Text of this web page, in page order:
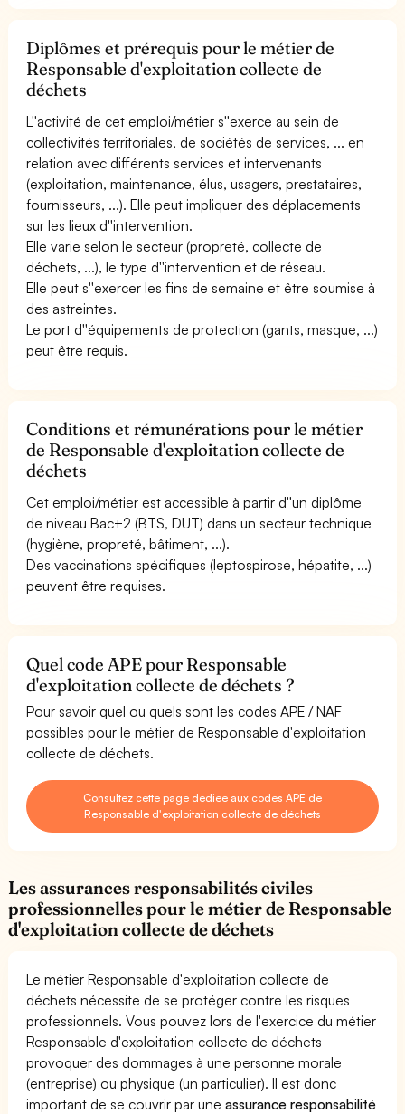
Diplômes et prérequis pour le métier de
Responsable d'exploitation collecte de
déchets
L''activité de cet emploi/métier s''exerce au sein de
collectivités territoriales, de sociétés de services, ... en
relation avec différents services et intervenants
(exploitation, maintenance, élus, usagers, prestataires,
fournisseurs, ...). Elle peut impliquer des déplacements
sur les lieux d''intervention.
Elle varie selon le secteur (propreté, collecte de
déchets, ...), le type d''intervention et de réseau.
Elle peut s''exercer les fins de semaine et être soumise à
des astreintes.
Le port d''équipements de protection (gants, masque, ...)
peut être requis.
Conditions et rémunérations pour le métier
de Responsable d'exploitation collecte de
déchets
Cet emploi/métier est accessible à partir d''un diplôme
de niveau Bac+2 (BTS, DUT) dans un secteur technique
(hygiène, propreté, bâtiment, ...).
Des vaccinations spécifiques (leptospirose, hépatite, ...)
peuvent être requises.
Quel code APE pour Responsable
d'exploitation collecte de déchets ?
Pour savoir quel ou quels sont les codes APE / NAF
possibles pour le métier de Responsable d'exploitation
collecte de déchets.
Consultez cette page dédiée aux codes APE de
Responsable d'exploitation collecte de déchets
Les assurances responsabilités civiles
professionnelles pour le métier de Responsable
d'exploitation collecte de déchets
Le métier Responsable d'exploitation collecte de
déchets nécessite de se protéger contre les risques
professionnels. Vous pouvez lors de l'exercice du métier
Responsable d'exploitation collecte de déchets
provoquer des dommages à une personne morale
(entreprise) ou physique (un particulier). Il est donc
important de se couvrir par uneassurance responsabilité